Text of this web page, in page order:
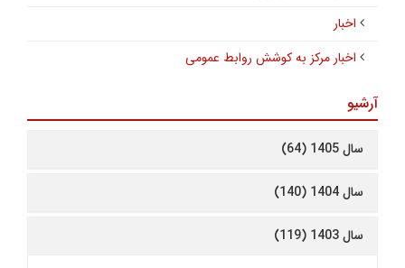
اخبار
اخبار مرکز به کوشش روابط عمومی
آرشیو
سال 1405 (64)
سال 1404 (140)
سال 1403 (119)